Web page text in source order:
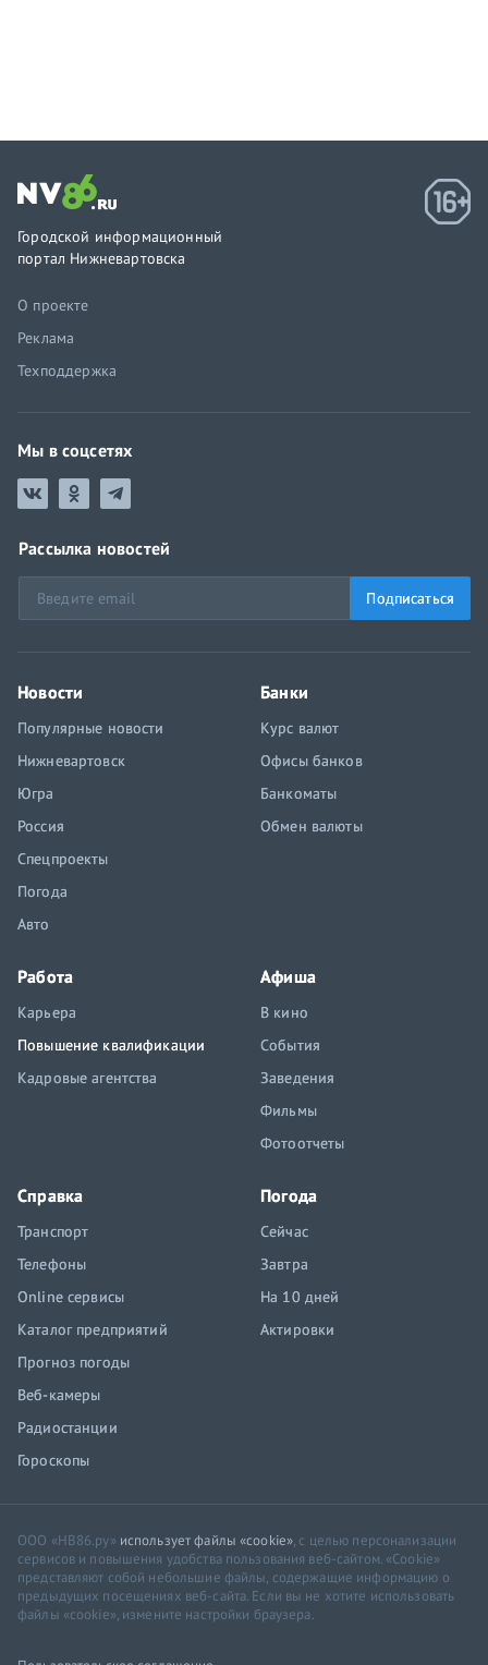
Городской информационный
портал Нижневартовска
О проекте
Реклама
Техподдержка
Мы в соцсетях
Рассылка новостей
Подписаться
Новости
Популярные новости
Нижневартовск
Югра
Россия
Спецпроекты
Погода
Авто
Банки
Курс валют
Офисы банков
Банкоматы
Обмен валюты
Работа
Карьера
Повышение квалификации
Кадровые агентства
Афиша
В кино
События
Заведения
Фильмы
Фотоотчеты
Справка
Транспорт
Телефоны
Online сервисы
Каталог предприятий
Прогноз погоды
Веб-камеры
Радиостанции
Гороскопы
Погода
Сейчас
Завтра
На 10 дней
Актировки
ООО «НВ86.ру» использует файлы «cookie», с целью персонализации
сервисов и повышения удобства пользования веб-сайтом. «Cookie»
представляют собой небольшие файлы, содержащие информацию о
предыдущих посещениях веб-сайта. Если вы не хотите использовать
файлы «cookie», измените настройки браузера.